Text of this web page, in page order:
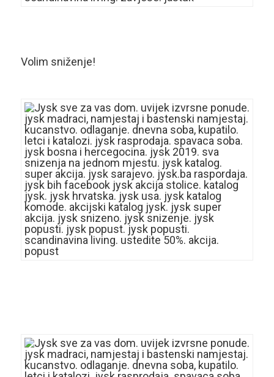
Volim sniženje!